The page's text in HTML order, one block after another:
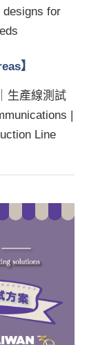
designs for
】
生產線測試
|
Line